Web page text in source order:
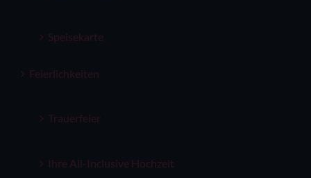
Speisekarte
Feierlichkeiten
Trauerfeier
Ihre All-Inclusive Hochzeit